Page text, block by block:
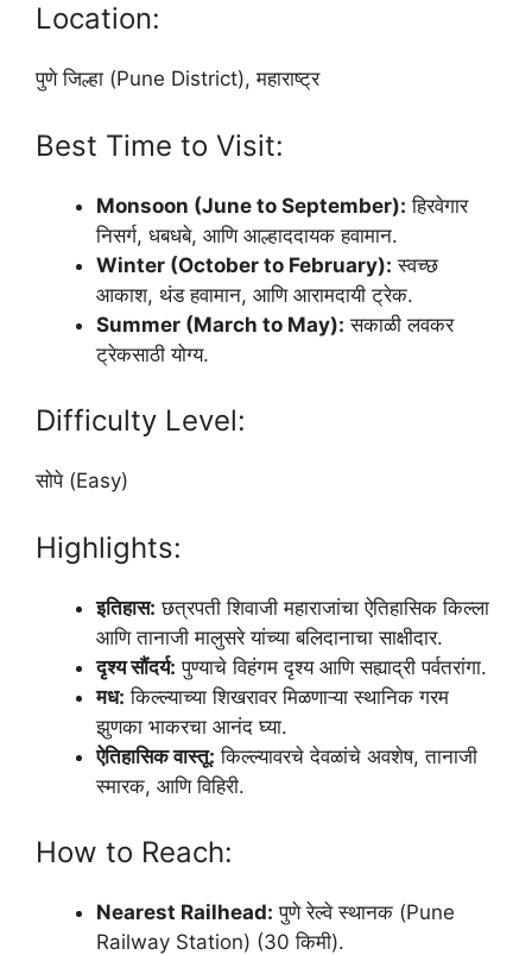
Location:
पुणे जिल्हा (Pune District), महाराष्ट्र
Best Time to Visit:
Monsoon (June to September): हिरवेगार
निसर्ग, धबधबे, आणि आल्हाददायक हवामान.
Winter (October to February): स्वच्छ
आकाश, थंड हवामान, आणि आरामदायी ट्रेक.
Summer (March to May): सकाळी लवकर
ट्रेकसाठी योग्य.
Difficulty Level:
सोपे (Easy)
Highlights:
इतिहास: छत्रपती शिवाजी महाराजांचा ऐतिहासिक किल्ला
आणि तानाजी मालुसरे यांच्या बलिदानाचा साक्षीदार.
दृश्य सौंदर्य: पुण्याचे विहंगम दृश्य आणि सह्याद्री पर्वतरांगा.
मध: किल्ल्याच्या शिखरावर मिळणाऱ्या स्थानिक गरम
झुणका भाकरचा आनंद घ्या.
ऐतिहासिक वास्तू: किल्ल्यावरचे देवळांचे अवशेष, तानाजी
स्मारक, आणि विहिरी.
How to Reach:
Nearest Railhead: पुणे रेल्वे स्थानक (Pune
Railway Station) (30 किमी).